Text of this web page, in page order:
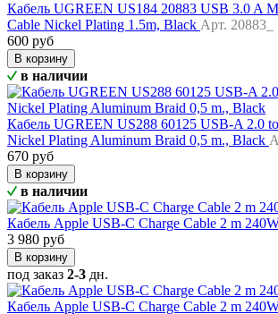
Кабель UGREEN US184 20883 USB 3.0 A
Cable Nickel Plating 1.5m, Black Арт. 20883_
600 руб
В корзину
в наличии
Кабель UGREEN US288 60125 USB-A 2.0
Nickel Plating Aluminum Braid 0,5 m., Black
670 руб
В корзину
в наличии
Кабель Apple USB-C Charge Cable 2 m
3 980 руб
В корзину
под заказ 2-3 дн.
Кабель Apple USB-C Charge Cable 2 m